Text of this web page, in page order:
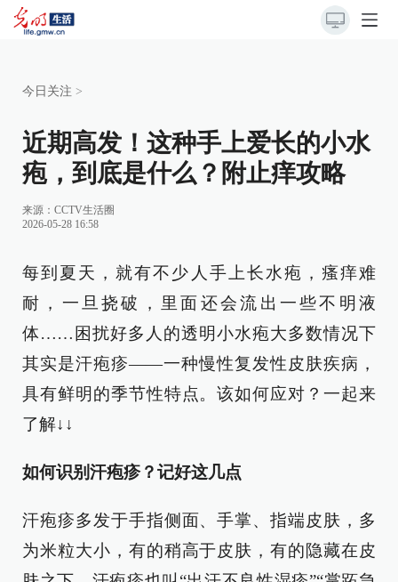
今日关注 >
近期高发！这种手上爱长的小水
疱，到底是什么？附止痒攻略
来源： CCTV生活圈
2026-05-28 16:58
每到夏天，就有不少人手上长水疱，瘙痒难
耐，一旦挠破，里面还会流出一些不明液
体……困扰好多人的透明小水疱大多数情况下
其实是汗疱疹——一种慢性复发性皮肤疾病，
具有鲜明的季节性特点。该如何应对？一起来
了解↓↓
如何识别汗疱疹？记好这几点
汗疱疹多发于手指侧面、手掌、指端皮肤，多
为米粒大小，有的稍高于皮肤，有的隐藏在皮